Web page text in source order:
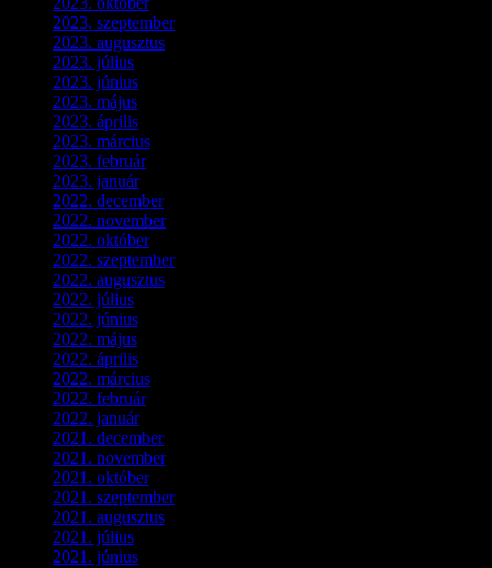
2023. szeptember(3)
2023. augusztus
2023. július
2023. június
2023. május
2023. április
2023. március
2023. február(4)
2023. január(1)
2022. december(2)
2022. november(4)
2022. október(8)
2022. szeptember(9)
2022. augusztus
2022. július
2022. június
2022. május
2022. április
2022. március
2022. február(4)
2022. január(3)
2021. december(2)
2021. november(5)
2021. október(8)
2021. szeptember(4)
2021. augusztus
2021. július
2021. június